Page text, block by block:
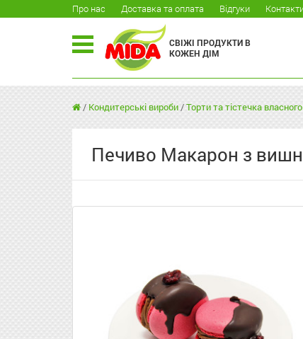
Про нас Доставка та оплата Відгуки
СВІЖІ ПРОДУКТИ В
КОЖЕН ДІМ
/ Кондитерські вироби/Торти та тістечка
Печиво Макарон з